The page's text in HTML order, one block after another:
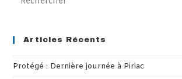
Articles Récents
Protégé : Dernière journée à Piriac